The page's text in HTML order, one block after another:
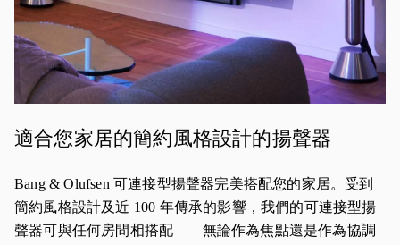
適合您家居的簡約風格設計的揚聲器
Bang & Olufsen 可連接型揚聲器完美搭配您的家居。受到
簡約風格設計及近 100 年傳承的影響，我們的可連接型揚
聲器可與任何房間相搭配——無論作為焦點還是作為協調